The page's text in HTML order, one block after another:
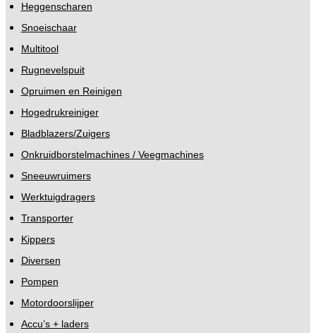
Heggenscharen
Snoeischaar
Multitool
Rugnevelspuit
Opruimen en Reinigen
Hogedrukreiniger
Bladblazers/Zuigers
Onkruidborstelmachines / Veegmachines
Sneeuwruimers
Werktuigdragers
Transporter
Kippers
Diversen
Pompen
Motordoorslijper
Accu’s + laders